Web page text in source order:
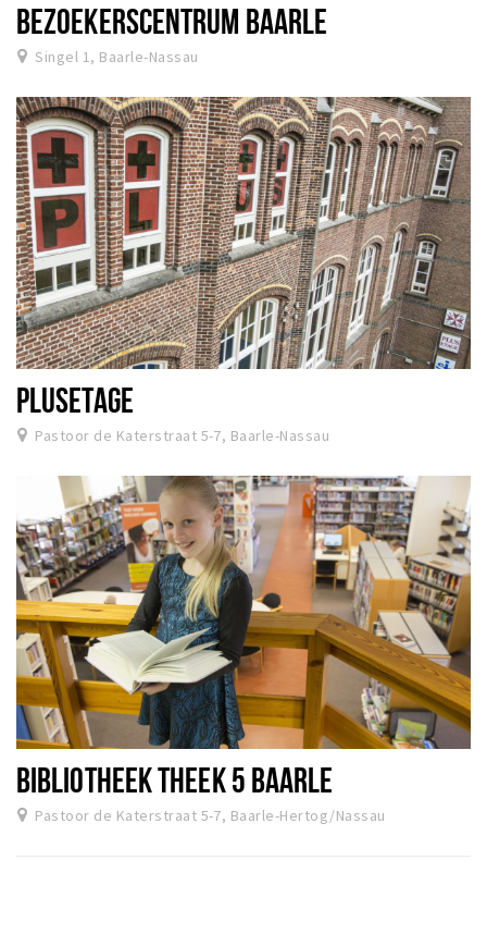
BEZOEKERSCENTRUM BAARLE
Singel 1, Baarle-Nassau
PLUSETAGE
Pastoor de Katerstraat 5-7, Baarle-Nassau
BIBLIOTHEEK THEEK 5 BAARLE
Pastoor de Katerstraat 5-7, Baarle-Hertog/Nassau